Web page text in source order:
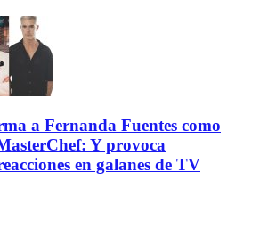
a Fernanda Fuentes como
Y provoca
en galanes de TV